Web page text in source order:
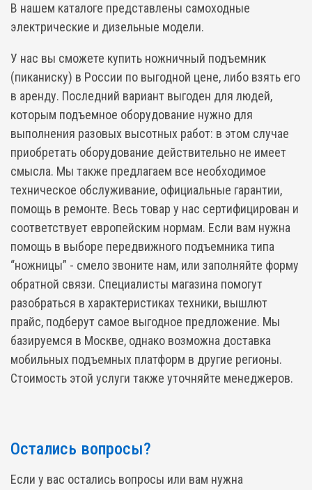
В нашем каталоге представлены самоходные
электрические и дизельные модели.
У нас вы сможете купить ножничный подъемник
(пиканиску) в России по выгодной цене, либо взять его
в аренду. Последний вариант выгоден для людей,
которым подъемное оборудование нужно для
выполнения разовых высотных работ: в этом случае
приобретать оборудование действительно не имеет
смысла. Мы также предлагаем все необходимое
техническое обслуживание, официальные гарантии,
помощь в ремонте. Весь товар у нас сертифицирован и
соответствует европейским нормам. Если вам нужна
помощь в выборе передвижного подъемника типа
“ножницы” - смело звоните нам, или заполняйте форму
обратной связи. Специалисты магазина помогут
разобраться в характеристиках техники, вышлют
прайс, подберут самое выгодное предложение. Мы
базируемся в Москве, однако возможна доставка
мобильных подъемных платформ в другие регионы.
Стоимость этой услуги также уточняйте менеджеров.
Остались вопросы?
Если у вас остались вопросы или вам нужна